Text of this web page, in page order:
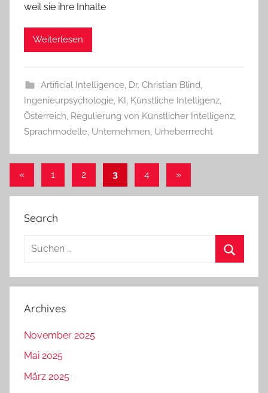
weil sie ihre Inhalte
Weiterlesen
Artificial Intelligence, Dr. Christian Blind,
Ingenieurpsychologie, KI, Künstliche Intelligenz,
Österreich, Regulierung von Künstlicher Intelligenz,
Sprachmodelle, Unternehmen, Urheberrrecht
Seitennummerierung
der
Beiträge
«Vorherige
1 2 3 4
Nächste
»
Search
Suchen
Archives
November 2025
Mai 2025
März 2025